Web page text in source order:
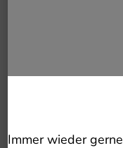
Immer wieder gerne